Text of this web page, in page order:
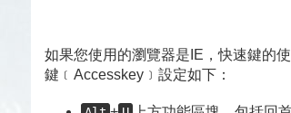
如果您使用的瀏覽器是IE，快速鍵的
鍵﹝Accesskey﹞設定如下：